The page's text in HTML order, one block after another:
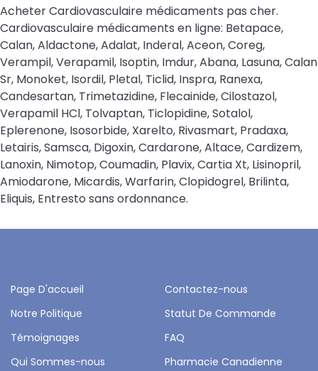
Acheter Cardiovasculaire médicaments pas cher.
Cardiovasculaire médicaments en ligne: Betapace,
Calan, Aldactone, Adalat, Inderal, Aceon, Coreg,
Verampil, Verapamil, Isoptin, Imdur, Abana, Lasuna, Calan
Sr, Monoket, Isordil, Pletal, Ticlid, Inspra, Ranexa,
Candesartan, Trimetazidine, Flecainide, Cilostazol,
Verapamil HCl, Tolvaptan, Ticlopidine, Sotalol,
Eplerenone, Isosorbide, Xarelto, Rivasmart, Pradaxa,
Letairis, Samsca, Digoxin, Cardarone, Altace, Cardizem,
Lanoxin, Nimotop, Coumadin, Plavix, Cartia Xt, Lisinopril,
Amiodarone, Micardis, Warfarin, Clopidogrel, Brilinta,
Eliquis, Entresto sans ordonnance.
Page D'accueil
Contactez-nous
Notre Politique
Statut De Commande
Témoignages
FAQ
Qui Sommes-nous
Pharmacie Canadienne